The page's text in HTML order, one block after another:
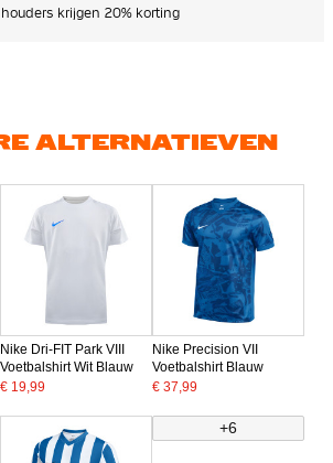
krijgen 20% korting
ALTERNATIEVEN
Nike Dri-FIT Park VIII
Voetbalshirt Wit Blauw
€ 19,99
Nike Precision VII
Voetbalshirt Blauw
€ 37,99
+6